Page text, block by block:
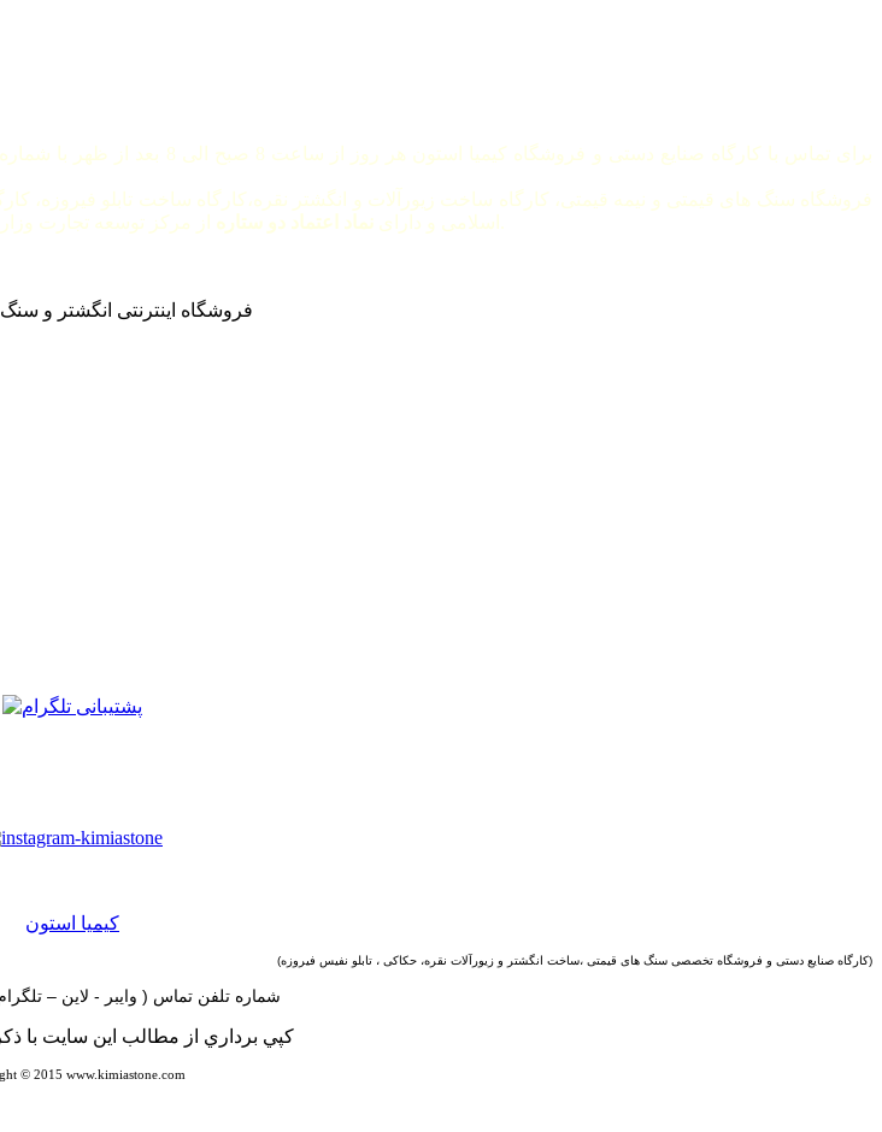
برای تماس با کارگاه صنایع دستی و فروشگاه کیمیا استون هر روز از ساعت 8 صبح الی 8 بعد از ظهر با شماره تلفن
فروشگاه سنگ های قیمتی و نیمه قیمتی، کارگاه ساخت زیورآلات و انگشتر نقره،کارگاه ساخت تابلو
اسلامی و دارای نماد اعتماد دو ستاره از مرکز توسعه تجارت
كيميا استون
(کارگاه صنایع دستی و فروشگاه تخصصی سنگ های قیمتی ،ساخت انگشتر و زیورآلات نقره، حکاکی ، تابلو نفیس فیروزه)
شماره تلفن تماس ( وایبر - لاین – تلگرام ) :
كپي برداري از مطالب اين سايت با
© 2015 www.kimiastone.com